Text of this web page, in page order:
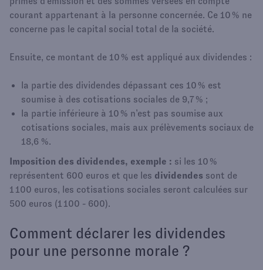
courant appartenant à la personne concernée. Ce 10 % ne
concerne pas le capital social total de la société.
Ensuite, ce montant de 10 % est appliqué aux dividendes :
la partie des dividendes dépassant ces 10 % est
soumise à des cotisations sociales de 9,7 % ;
la partie inférieure à 10 % n’est pas soumise aux
cotisations sociales, mais aux prélèvements sociaux de
18,6 %.
Imposition des dividendes, exemple : si les 10 %
représentent 600 euros et que les dividendes sont de
1 100 euros, les cotisations sociales seront calculées sur
500 euros (1 100 - 600).
Comment déclarer les dividendes
pour une personne morale ?